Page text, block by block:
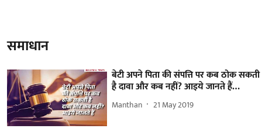
समाधान
बेटी अपने पिता की संपत्ति पर कब ठोक सकती
है दावा और कब नहीं? आइये जानते हैं…
Manthan 21 May 2019